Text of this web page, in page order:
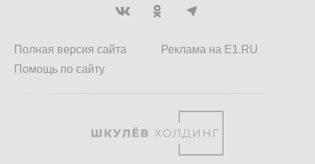
Полная версия сайта
Помощь по сайту
Реклама на E1.RU